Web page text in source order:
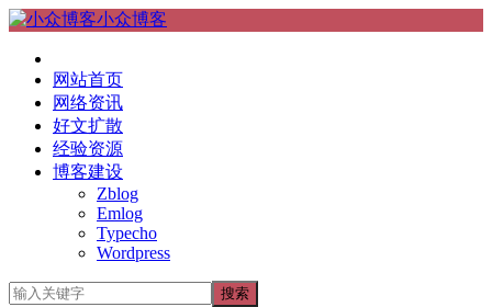
小众博客
网站首页
网络资讯
好文扩散
经验资源
博客建设
Zblog
Emlog
Typecho
Wordpress